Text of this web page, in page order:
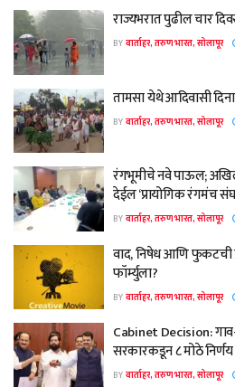
राज्यभरात पुढील चार
BYवार्ताहर, तरुण भारत, सोलापूर
तामसा येथे आदिवासी
BYवार्ताहर, तरुण भारत, सोलापूर
रंगभूमीचे नवे पाऊल;
देईल ‘प्रायोगिक रंगमंच
BYवार्ताहर, तरुण भारत, सोलापूर
वाद, निषेध आणि फुकटची
फॉर्म्युला?
BYवार्ताहर, तरुण भारत, सोलापूर
Cabinet Decision:
सरकारकडून ८ मोठे निर्णय
BYवार्ताहर, तरुण भारत, सोलापूर